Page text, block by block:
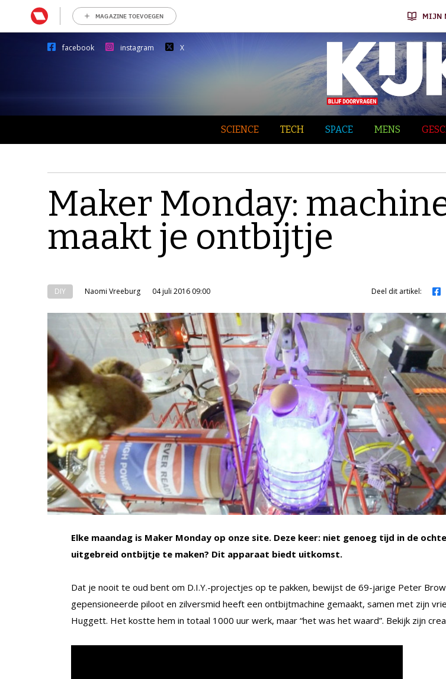
MAGAZINE TOEVOEGEN MIJN
facebook instagram X
SCIENCE TECH SPACE MENS
Maker Monday:
maakt je ontbijtje
DIY Naomi Vreeburg 04 juli 2016 09:00 Deel dit artikel:
Elke maandag is Maker Monday op onze site. Deze keer: niet genoeg tijd in de
uitgebreid ontbijtje te maken? Dit apparaat biedt uitkomst.
Dat je nooit te oud bent om D.I.Y.-projectjes op te pakken, bewijst de 69-jarige Peter
gepensioneerde piloot en zilversmid heeft een ontbijtmachine gemaakt, samen met zijn
Huggett. Het kostte hem in totaal 1000 uur werk, maar “het was het waard”. Bekijk zijn